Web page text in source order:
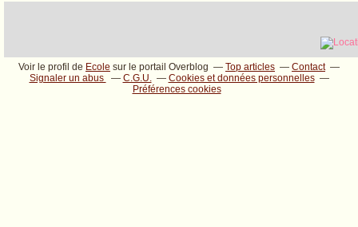
Voir le profil de Ecole sur le portail Overblog Top articles
Contact
Signaler un abus
C.G.U.
Cookies et données personnelles
Préférences cookies